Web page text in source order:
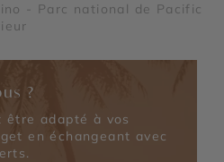
- Parc national de Pacific
?
être adapté à vos
en échangeant avec